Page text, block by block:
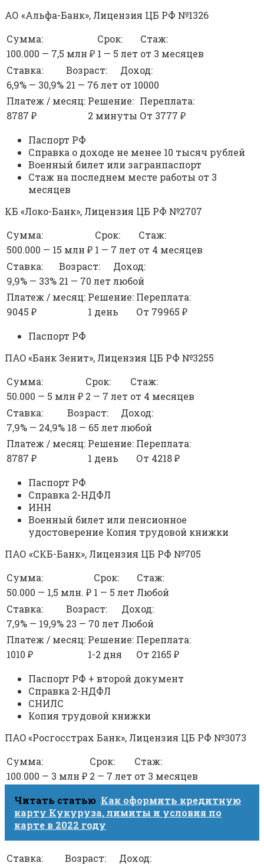
АО «Альфа-Банк», Лицензия ЦБ РФ №1326
Сумма:
Срок:
Стаж:
100.000 — 7,5 млн ₽ 1 — 5 лет от 3 месяцев
Ставка:
Возраст:
Доход:
6,9% — 30,9% 21 — 76 лет от 10000
Платеж / месяц: Решение: Переплата:
8787 ₽
2 минуты От 3777 ₽
Паспорт РФ
Справка о доходе не менее 10 тысяч рублей
Военный билет или загранпаспорт
Стаж на последнем месте работы от 3
месяцев
КБ «Локо-Банк», Лицензия ЦБ РФ №2707
Сумма:
Срок:
Стаж:
500.000 — 15 млн ₽ 1 — 7 лет от 4 месяцев
Ставка:
Возраст:
Доход:
9,9% — 33% 21 — 70 лет любой
Платеж / месяц: Решение: Переплата:
9045 ₽
1 день
От 79965 ₽
Паспорт РФ
ПAO «Банк Зенит», Лицензия ЦБ РФ №3255
Сумма:
Срок:
Стаж:
50.000 — 5 млн ₽ 2 — 7 лет от 4 месяцев
Ставка:
Возраст:
Доход:
7,9% — 24,9% 18 — 65 лет любой
Платеж / месяц: Решение: Переплата:
8787 ₽
1 день
От 4218 ₽
Паспорт РФ
Справка 2-НДФЛ
ИНН
Военный билет или пенсионное
удостоверение Копия трудовой книжки
ПАО «СКБ-Банк», Лицензия ЦБ РФ №705
Сумма:
Срок:
Стаж:
50.000 — 1,5 млн. ₽ 1 — 5 лет Любой
Ставка:
Возраст:
Доход:
7,9% — 19,9% 23 — 70 лет Любой
Платеж / месяц: Решение: Переплата:
1010 ₽
1-2 дня
От 2165 ₽
Паспорт РФ + второй документ
Справка 2-НДФЛ
СНИЛС
Копия трудовой книжки
ПAO «Росгосстрах Банк», Лицензия ЦБ РФ №3073
Сумма:
Срок:
Стаж:
100.000 — 3 млн ₽ 2 — 7 лет от 3 месяцев
Читать статью Как оформить кредитную
карту Кукуруза, лимиты и условия по
карте в 2022 году
Ставка: Возраст:
Доход: